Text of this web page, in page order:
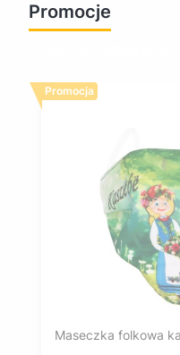
Promocje
Promocja
Maseczka folkowa